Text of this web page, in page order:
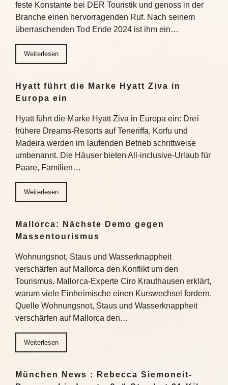
feste Konstante bei DER Touristik und genoss in der
Branche einen hervorragenden Ruf. Nach seinem
überraschenden Tod Ende 2024 ist ihm ein…
Weiterlesen
Hyatt führt die Marke Hyatt Ziva in
Europa ein
Hyatt führt die Marke Hyatt Ziva in Europa ein: Drei
frühere Dreams-Resorts auf Teneriffa, Korfu und
Madeira werden im laufenden Betrieb schrittweise
umbenannt. Die Häuser bieten All-inclusive-Urlaub für
Paare, Familien…
Weiterlesen
Mallorca: Nächste Demo gegen
Massentourismus
Wohnungsnot, Staus und Wasserknappheit
verschärfen auf Mallorca den Konflikt um den
Tourismus. Mallorca-Experte Ciro Krauthausen erklärt,
warum viele Einheimische einen Kurswechsel fordern.
Quelle Wohnungsnot, Staus und Wasserknappheit
verschärfen auf Mallorca den…
Weiterlesen
München News : Rebecca Siemoneit-